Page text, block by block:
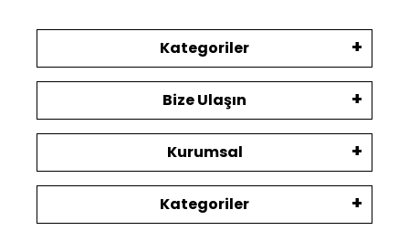
Kategoriler
Bize Ulaşın
Kurumsal
Kategoriler